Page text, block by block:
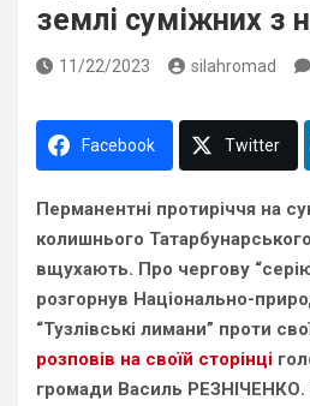
землі суміжних з
11/22/2023 silahromad
Facebook Twitter
Перманентні протиріччя на
колишнього
вщухають. Про чергову
розгорнув Національно-
“Тузлівські лимани” проти
розповів на своїй сторінці
громади Василь РЕЗНІЧЕНКО.